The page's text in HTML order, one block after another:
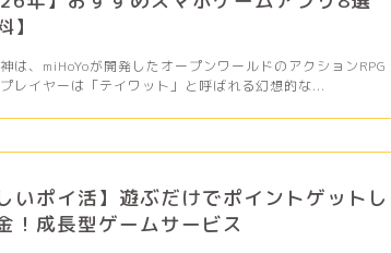
】
は、miHoYoが開発したオープンワールドのアクションRPG
レイヤーは「テイワット」と呼ばれる幻想的な...
いポイ活】遊ぶだけでポイントゲットし
！成長型ゲームサービス